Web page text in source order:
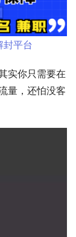
封平台
实你只需要在
量，还怕没客